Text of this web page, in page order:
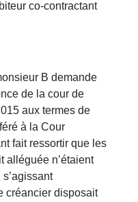
co-contractant
B demande
de la cour de
aux termes de
à la Cour
fait ressortir que les
alléguée n’étaient
créancier disposait